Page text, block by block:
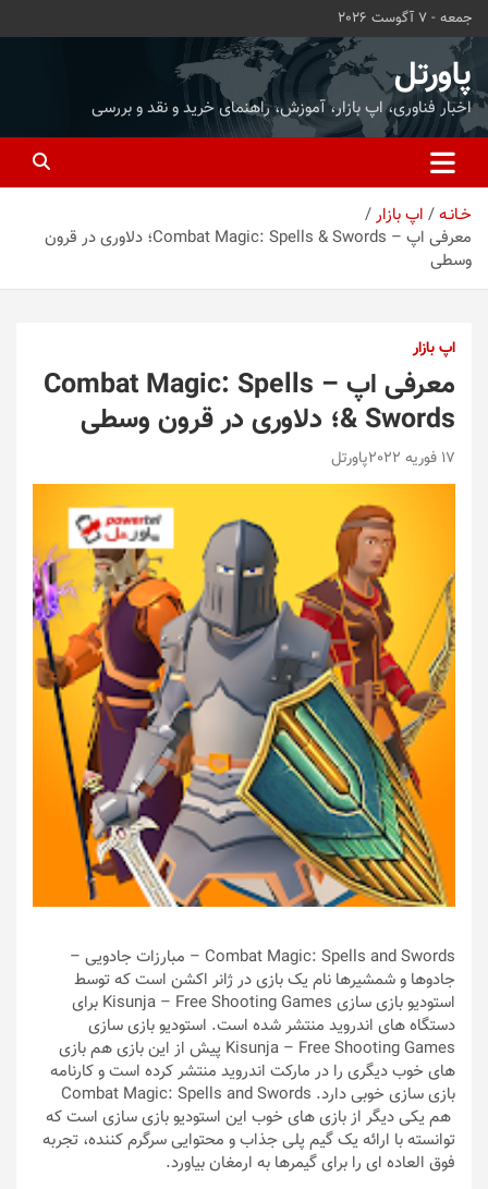
محتوا
بروید
جمعه - 7 آگوست 2026
پاورتل
اخبار فناوری، اپ بازار، آموزش، راهنمای خرید و نقد و بررسی
خـانـه
اپ بازار
معرفی اپ – Combat Magic: Spells & Swords؛ دلاوری در قرون
وسطی
اپ بازار
معرفی اپ – Combat Magic: Spells
& Swords؛ دلاوری در قرون وسطی
17 فوریه 2022 پاورتل
Combat Magic: Spells and Swords – مبارزات جادویی –
جادوها و شمشیرها نام یک بازی در ژانر اکشن است که توسط
استودیو بازی سازی Kisunja – Free Shooting Games برای
دستگاه های اندروید منتشر شده است. استودیو بازی سازی
Kisunja – Free Shooting Games پیش از این بازی هم بازی
های خوب دیگری را در مارکت اندروید منتشر کرده است و کارنامه
بازی سازی خوبی دارد. Combat Magic: Spells and Swords
هم یکی دیگر از بازی های خوب این استودیو بازی سازی است که
توانسته با ارائه یک گیم پلی جذاب و محتوایی سرگرم کننده، تجربه
فوق العاده ای را برای گیمرها به ارمغان بیاورد.